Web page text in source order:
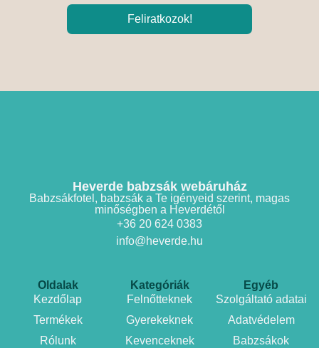
Feliratkozok!
Heverde babzsák webáruház
Babzsákfotel, babzsák a Te igényeid szerint, magas
minőségben a Heverdétől
+36 20 624 0383
info@heverde.hu
Oldalak
Kezdőlap
Termékek
Rólunk
Kategóriák
Felnőtteknek
Gyerekeknek
Kevenceknek
Egyéb
Szolgáltató adatai
Adatvédelem
Babzsákok